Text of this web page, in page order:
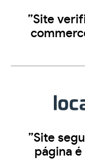
”Site
”Site
página é